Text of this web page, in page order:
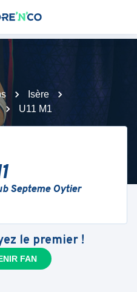
Isère
U11 M1
Septeme Oytier
le premier !
FAN